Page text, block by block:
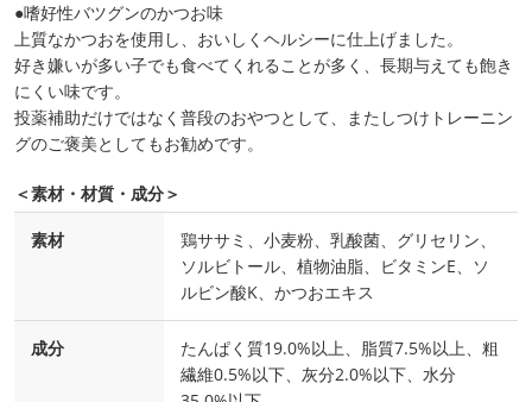
●嗜好性バツグンのかつお味
上質なかつおを使用し、おいしくヘルシーに仕上げました。
好き嫌いが多い子でも食べてくれることが多く、長期与えても飽き
にくい味です。
投薬補助だけではなく普段のおやつとして、またしつけトレーニン
グのご褒美としてもお勧めです。
＜素材・材質・成分＞
素材
鶏ササミ、小麦粉、乳酸菌、グリセリン、
ソルビトール、植物油脂、ビタミンE、ソ
ルビン酸K、かつおエキス
成分
たんぱく質19.0%以上、脂質7.5%以上、粗
繊維0.5%以下、灰分2.0%以下、水分